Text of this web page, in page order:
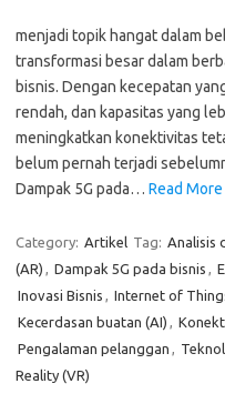
menjadi topik hangat dalam
transformasi besar dalam
bisnis. Dengan kecepatan
rendah, dan kapasitas yang
meningkatkan konektivitas
belum pernah terjadi
Dampak 5G pada… Read More
Category: Artikel Tag: Analisis
(AR) , Dampak 5G pada bisnis ,
Inovasi Bisnis , Internet of
Kecerdasan buatan (AI) ,
Pengalaman pelanggan ,
Reality (VR)